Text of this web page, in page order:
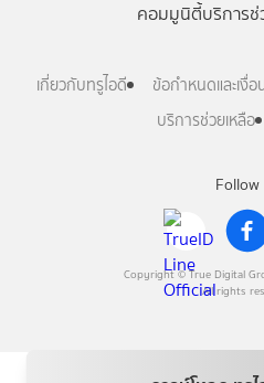
Follow
Copyright © True Digital
All rights
คอมมูนิตี้บริการช่
เกี่ยวกับทรูไอดี ข้อกำหนดและเงื่อ
บริการช่วยเหลือ